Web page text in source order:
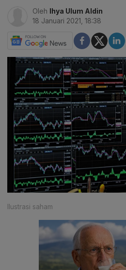
Oleh Ihya Ulum Aldin
18 Januari 2021, 18:38
Ilustrasi saham